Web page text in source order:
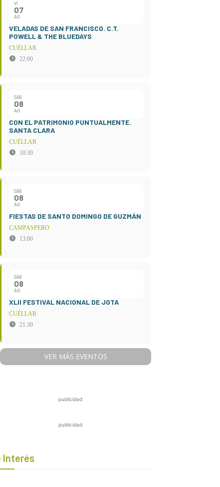
VI
07
AG
VELADAS DE SAN FRANCISCO. C.T.
POWELL & THE BLUEDAYS
CUÉLLAR
22:00
SÁB
08
AG
CON EL PATRIMONIO PUNTUALMENTE.
SANTA CLARA
CUÉLLAR
10:30
SÁB
08
AG
FIESTAS DE SANTO DOMINGO DE GUZMÁN
CAMPASPERO
13:00
SÁB
08
AG
XLII FESTIVAL NACIONAL DE JOTA
CUÉLLAR
21:30
VER MÁS EVENTOS
publicidad
publicidad
Interés